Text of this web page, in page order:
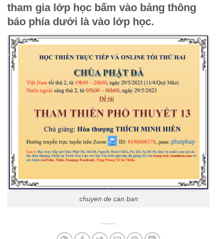
tham gia lớp học bấm vào bảng thông
báo phía dưới là vào lớp học.
chuyen de can ban